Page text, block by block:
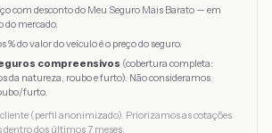
com desconto do Meu Seguro Mais Barato — em
do mercado.
% do valor do veículo é o preço do seguro.
compreensivos (cobertura completa:
da natureza, roubo e furto). Não consideramos
furto.
(perfil anonimizado). Priorizamos as cotações
dos últimos 7 meses.